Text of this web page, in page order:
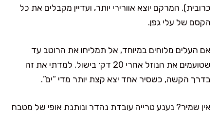
כרובית). המרקם יוצא אוורירי יותר, ועדיין מקבלים את כל
הקסם של עלי גפן.
אם העלים מלוחים במיוחד, אל תמליחו את הרוטב עד
שטועמים את הנוזל אחרי 20 דק׳ בישול. למדתי את זה
בדרך הקשה, כשסיר אחד יצא קצת יותר מדי “ים”.
אין שמיר? נענע טרייה עובדת נהדר ונותנת אופי של מטבח